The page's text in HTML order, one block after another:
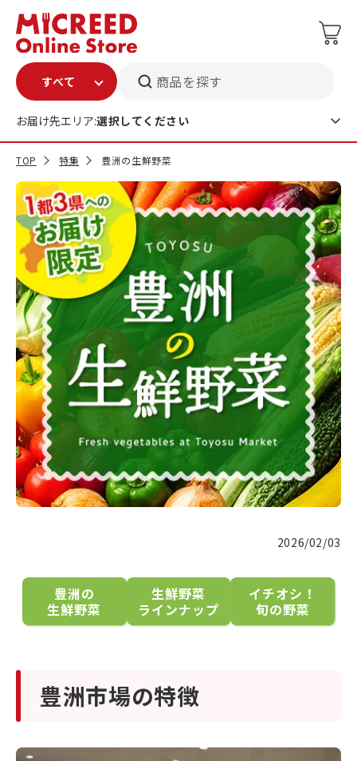
商品を探す
お届け先エリア:選択してください
TOP 特集 豊洲の生鮮野菜
2026/02/03
豊洲の
生鮮野菜
生鮮野菜
ラインナップ
イチオシ！
旬の野菜
豊洲市場の特徴